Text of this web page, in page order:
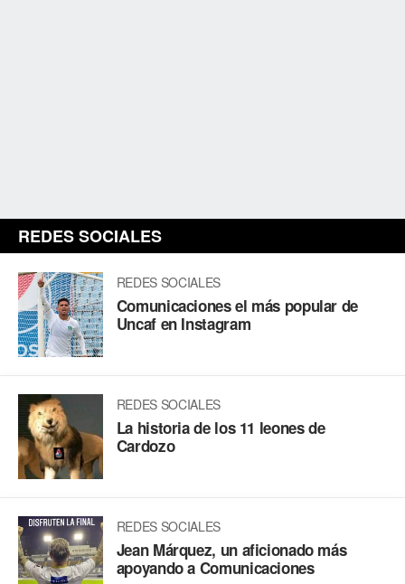
REDES SOCIALES
REDES SOCIALES
Comunicaciones el más popular de
Uncaf en Instagram
REDES SOCIALES
La historia de los 11 leones de
Cardozo
REDES SOCIALES
Jean Márquez, un aficionado más
apoyando a Comunicaciones